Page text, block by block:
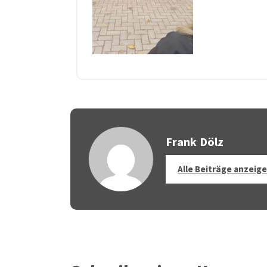
Frank Dölz
Alle Beiträge